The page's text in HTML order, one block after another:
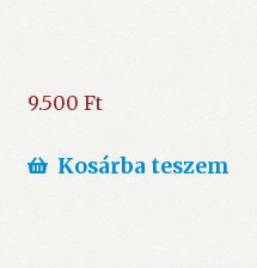
9.500 Ft
Kosárba teszem